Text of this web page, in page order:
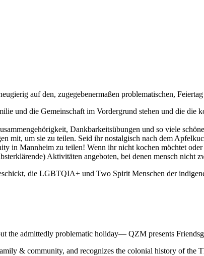
auf den, zugegebenermaßen problematischen,
und die Gemeinschaft im Vordergrund stehen und die die
Dankbarkeitsübungen und so viele
mit, um sie zu teilen. Seid ihr nostalgisch nach dem
in Mannheim zu teilen! Wenn ihr nicht kochen möchtet
Aktivitäten angeboten, bei denen mensch nicht
die LGBTQIA+ und Two Spirit Menschen der
the admittedly problematic holiday— QZM presents
& community, and recognizes the colonial history of the